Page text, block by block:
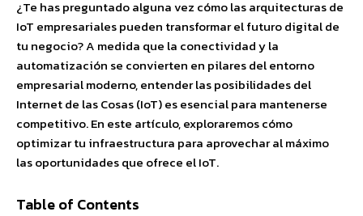
¿Te has preguntado alguna vez cómo las arquitecturas de
IoT empresariales pueden transformar el futuro digital de
tu negocio? A medida que la conectividad y la
automatización se convierten en pilares del entorno
empresarial moderno, entender las posibilidades del
Internet de las Cosas (IoT) es esencial para mantenerse
competitivo. En este artículo, exploraremos cómo
optimizar tu infraestructura para aprovechar al máximo
las oportunidades que ofrece el IoT.
Table of Contents